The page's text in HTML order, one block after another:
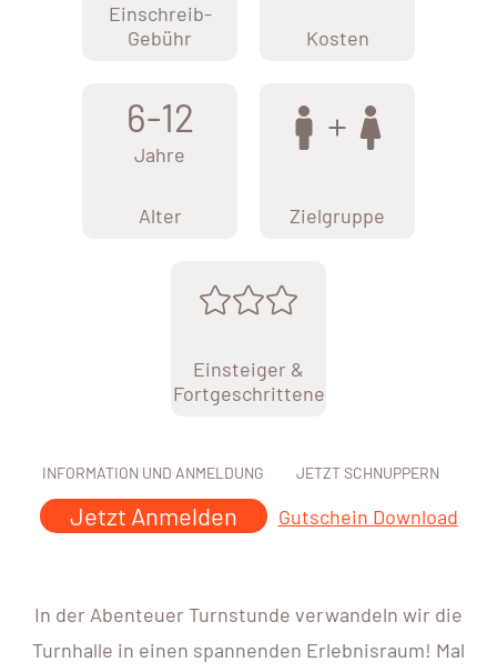
Einschreib-
Gebühr
Kosten
6-12
Jahre
Alter Zielgruppe
Einsteiger &
Fortgeschrittene
INFORMATION UND ANMELDUNG
Jetzt Anmelden
JETZT SCHNUPPERN
Gutschein Download
In der Abenteuer Turnstunde verwandeln wir die
Turnhalle in einen spannenden Erlebnisraum! Mal